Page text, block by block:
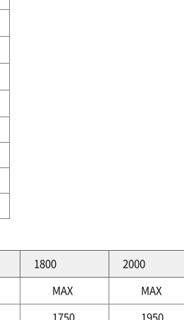
1800 2000
MAX MAX